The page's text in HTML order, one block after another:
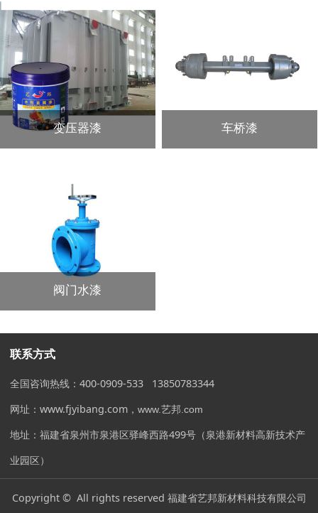
变压器漆 车桥漆
阀门水漆
联系方式
全国咨询热线：400-0909-533 13850783344
网址：www.fjyibang.com ，www.艺邦.com
地址：福建省泉州市泉港区驿峰西路499号（泉港新材料高新技术产
业园区）
Copyright © All rights reserved 福建省艺邦新材料科技有限公司